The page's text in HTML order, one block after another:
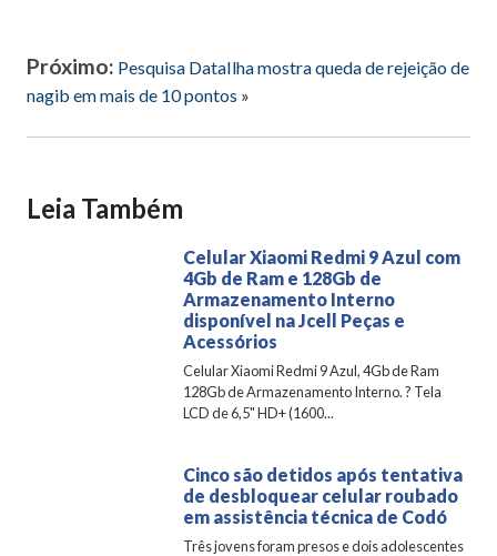
Próximo: Pesquisa DataIlha mostra queda de rejeição de
nagib em mais de 10 pontos »
Leia Também
Celular Xiaomi Redmi 9 Azul com
4Gb de Ram e 128Gb de
Armazenamento Interno
disponível na Jcell Peças e
Acessórios
Celular Xiaomi Redmi 9 Azul, 4Gb de Ram
128Gb de Armazenamento Interno. ? Tela
LCD de 6,5" HD+ (1600...
Cinco são detidos após tentativa
de desbloquear celular roubado
em assistência técnica de Codó
Três jovens foram presos e dois adolescentes